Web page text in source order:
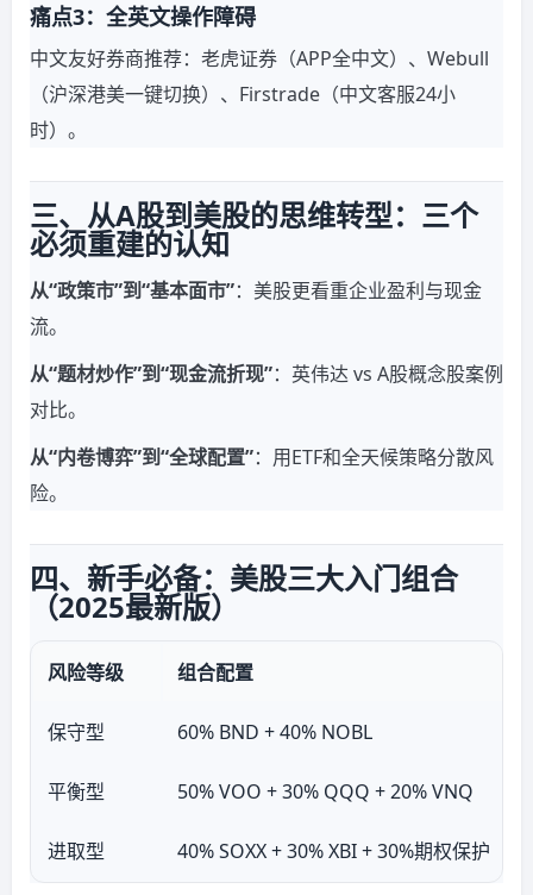
痛点3：全英文操作障碍
中文友好券商推荐：老虎证券（APP全中文）、Webull
（沪深港美一键切换）、Firstrade（中文客服24小
时）。
三、从A股到美股的思维转型：三个
必须重建的认知
从“政策市”到“基本面市”：美股更看重企业盈利与现金
流。
从“题材炒作”到“现金流折现”：英伟达 vs A股概念股案例
对比。
从“内卷博弈”到“全球配置”：用ETF和全天候策略分散风
险。
四、新手必备：美股三大入门组合
（2025最新版）
风险等级 组合配置
保守型 60% BND + 40% NOBL
平衡型 50% VOO + 30% QQQ + 20% VNQ
进取型 40% SOXX + 30% XBI + 30%期权保护